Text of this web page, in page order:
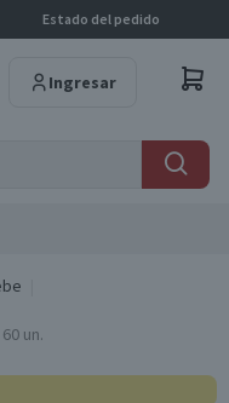
Estado del pedido
Ingresar
un.